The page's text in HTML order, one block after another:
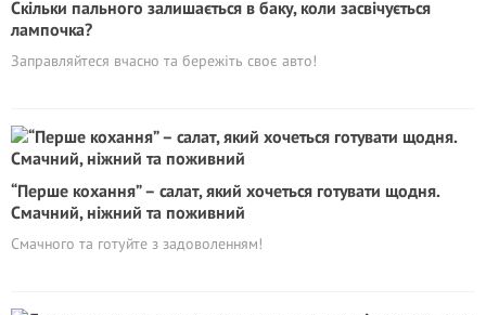
Скільки пального залишається в баку, коли засвічується
лампочка?
Заправляйтеся вчасно та бережіть своє авто!
“Перше кохання” – салат, який хочеться готувати щодня.
Смачний, ніжний та поживний
Смачного та готуйте з задоволенням!